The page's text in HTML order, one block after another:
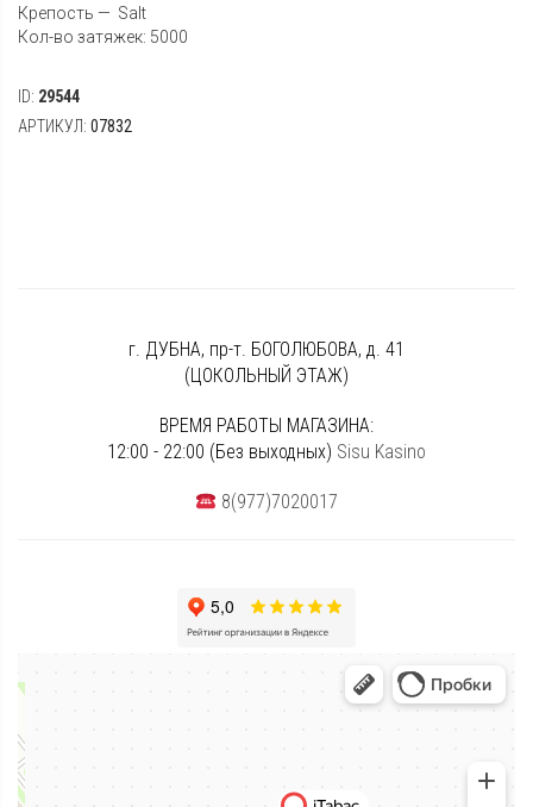
Крепость — Salt
Кол-во затяжек: 5000
ID: 29544
АРТИКУЛ: 07832
г. ДУБНА, пр-т. БОГОЛЮБОВА, д. 41
(ЦОКОЛЬНЫЙ ЭТАЖ)
ВРЕМЯ РАБОТЫ МАГАЗИНА:
12:00 - 22:00 (Без выходных) Sisu Kasino
8(977)7020017